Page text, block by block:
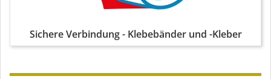
Sichere Verbindung - Klebebänder und -Kleber